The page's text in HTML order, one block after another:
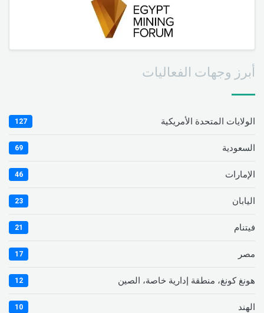
أبرز وجهات الفعاليات
الولايات المتحدة الأمريكية 127
السعودية 69
الإمارات 46
اليابان 23
فيتنام 21
مصر 17
هونغ كونغ، منطقة إدارية خاصة، الصين 12
الهند 10